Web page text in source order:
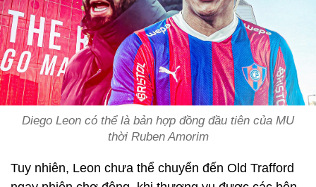
Diego Leon có thể là bản hợp đồng đầu tiên của MU
thời Ruben Amorim
Tuy nhiên, Leon chưa thể chuyển đến Old Trafford